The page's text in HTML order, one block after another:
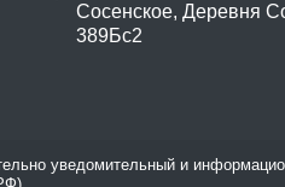
Сосенское, Деревня
389Бс2
уведомительный и